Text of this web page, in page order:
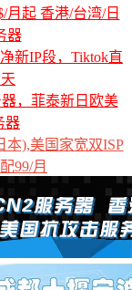
月起 香港/台湾/日
器
新IP段，Tiktok直
，菲泰新日欧美
器
本),美国家宽双ISP
99/月